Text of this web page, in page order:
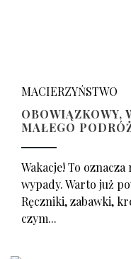
MACIERZYŃSTWO
OBOWIĄZKOWY,
MAŁEGO
Wakacje! To
wypady. Warto już
Ręczniki, zabawki,
czym...